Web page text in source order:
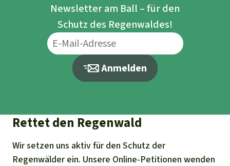
Newsletter am Ball – für den
Schutz des Regenwaldes!
Anmelden
Rettet den Regenwald
Wir setzen uns aktiv für den Schutz der
Regenwälder ein. Unsere Online-Petitionen wenden